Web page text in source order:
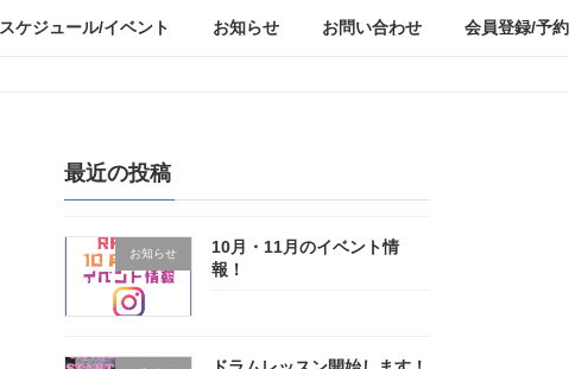
スケジュール/イベント お知らせ お問い合わせ 会員登録/予
最近の投稿
お知らせ
10月・11月のイベント情
報！